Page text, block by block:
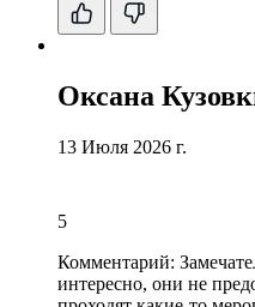
Оксана
13 Июля 2026 г.
5
Комментарий:
интересно, они не